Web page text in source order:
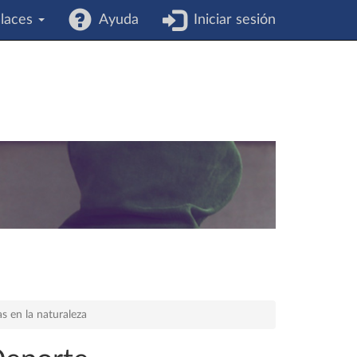
Ayuda Iniciar sesión
en la naturaleza